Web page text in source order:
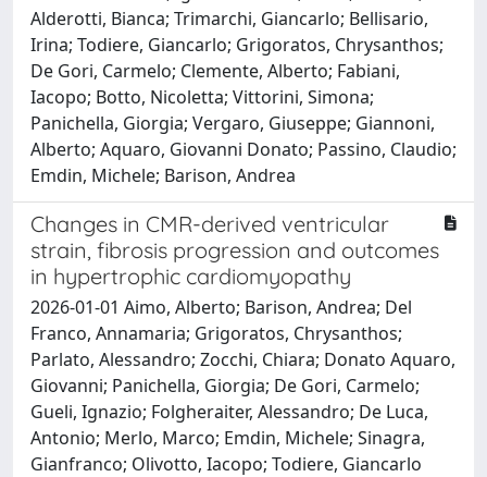
Alderotti, Bianca; Trimarchi, Giancarlo; Bellisario,
Irina; Todiere, Giancarlo; Grigoratos, Chrysanthos;
De Gori, Carmelo; Clemente, Alberto; Fabiani,
Iacopo; Botto, Nicoletta; Vittorini, Simona;
Panichella, Giorgia; Vergaro, Giuseppe; Giannoni,
Alberto; Aquaro, Giovanni Donato; Passino, Claudio;
Emdin, Michele; Barison, Andrea
Changes in CMR-derived ventricular
strain, fibrosis progression and outcomes
in hypertrophic cardiomyopathy
2026-01-01 Aimo, Alberto; Barison, Andrea; Del
Franco, Annamaria; Grigoratos, Chrysanthos;
Parlato, Alessandro; Zocchi, Chiara; Donato Aquaro,
Giovanni; Panichella, Giorgia; De Gori, Carmelo;
Gueli, Ignazio; Folgheraiter, Alessandro; De Luca,
Antonio; Merlo, Marco; Emdin, Michele; Sinagra,
Gianfranco; Olivotto, Iacopo; Todiere, Giancarlo